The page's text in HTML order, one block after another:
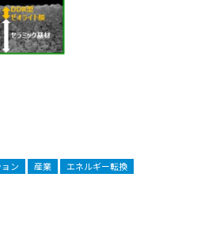
ン
産業
エネルギー転換